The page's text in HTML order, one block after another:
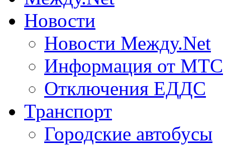
Новости
Новости Между.Net
Информация от МТС
Отключения ЕДДС
Транспорт
Городские автобусы